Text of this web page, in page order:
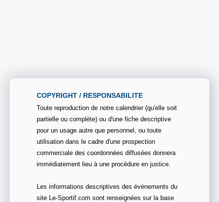
COPYRIGHT / RESPONSABILITE
Toute reproduction de notre calendrier (qu'elle soit
partielle ou complète) ou d'une fiche descriptive
pour un usage autre que personnel, ou toute
utilisation dans le cadre d'une prospection
commerciale des coordonnées diffusées donnera
immédiatement lieu à une procédure en justice.
Les informations descriptives des évènements du
site Le-Sportif.com sont renseignées sur la base